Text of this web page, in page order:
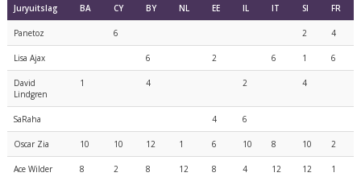
Juryuitslag BA CY BY NL EE IL IT SI FR
Panetoz 6 2 4
Lisa Ajax 6 2 6 1 6
David
Lindgren
1 4 2 4
SaRaha 4 6
Oscar Zia 10 10 12 1 6 10 8 10 2
Ace Wilder 8 2 8 12 8 4 12 12 1